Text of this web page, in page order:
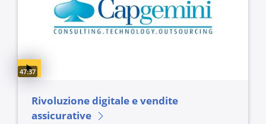
Video duration:
47:37
Rivoluzione digitale e vendite
assicurative